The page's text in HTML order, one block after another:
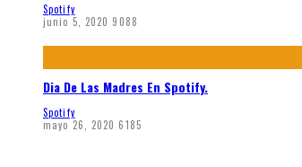
Spotify
junio 5, 2020 9088
Dia De Las Madres En Spotify.
Spotify
mayo 26, 2020 6185